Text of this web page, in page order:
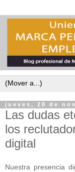
jueves, 28 de
Las dudas
los
digital
Nuestra presencia